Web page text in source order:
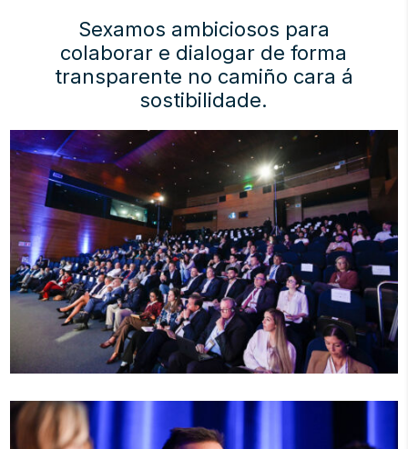
Sexamos ambiciosos para
colaborar e dialogar de forma
transparente no camiño cara á
sostibilidade.